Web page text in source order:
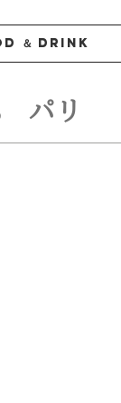
パリ
＆ DRINK